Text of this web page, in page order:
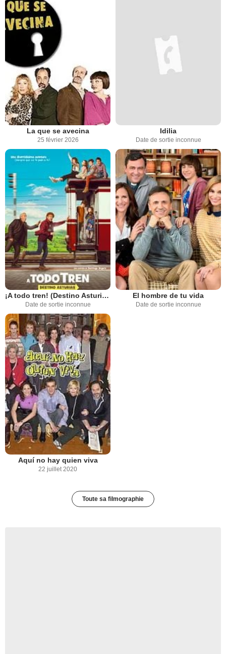
La que se avecina
25 février 2026
Idilia
Date de sortie inconnue
¡A todo tren! (Destino Asturias)
Date de sortie inconnue
El hombre de tu vida
Date de sortie inconnue
Aquí no hay quien viva
22 juillet 2020
Toute sa filmographie